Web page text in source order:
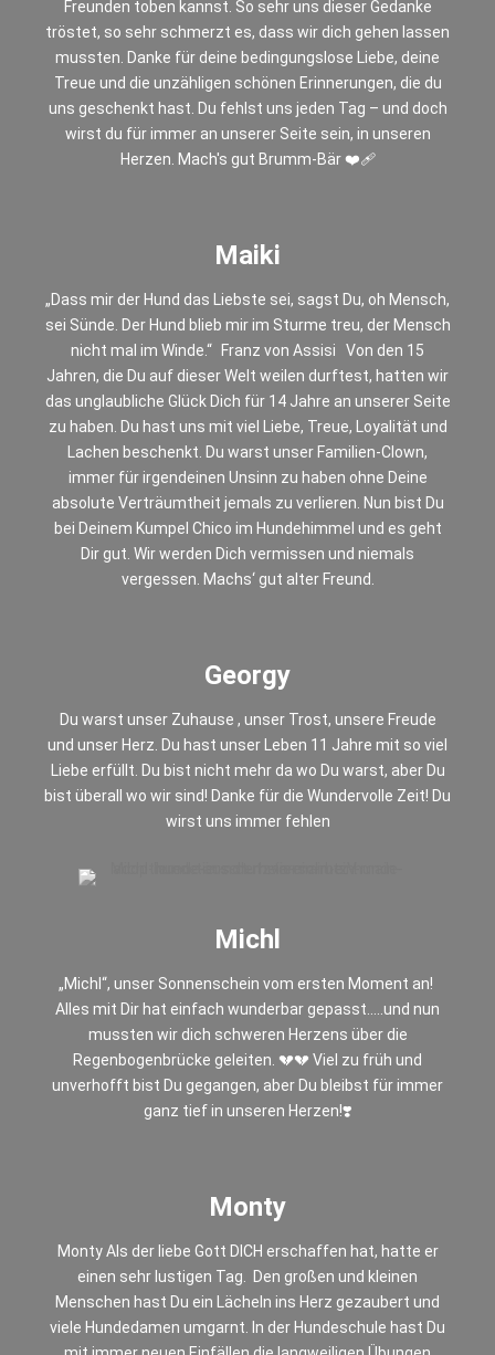
Freunden toben kannst. So sehr uns dieser Gedanke
tröstet, so sehr schmerzt es, dass wir dich gehen lassen
mussten. Danke für deine bedingungslose Liebe, deine
Treue und die unzähligen schönen Erinnerungen, die du
uns geschenkt hast. Du fehlst uns jeden Tag – und doch
wirst du für immer an unserer Seite sein, in unseren
Herzen. Mach's gut Brumm-Bär ❤️‍🩹
Maiki
„Dass mir der Hund das Liebste sei, sagst Du, oh Mensch,
sei Sünde. Der Hund blieb mir im Sturme treu, der Mensch
nicht mal im Winde.“ Franz von Assisi Von den 15
Jahren, die Du auf dieser Welt weilen durftest, hatten wir
das unglaubliche Glück Dich für 14 Jahre an unserer Seite
zu haben. Du hast uns mit viel Liebe, Treue, Loyalität und
Lachen beschenkt. Du warst unser Familien-Clown,
immer für irgendeinen Unsinn zu haben ohne Deine
absolute Verträumtheit jemals zu verlieren. Nun bist Du
bei Deinem Kumpel Chico im Hundehimmel und es geht
Dir gut. Wir werden Dich vermissen und niemals
vergessen. Machs‘ gut alter Freund.
Georgy
Du warst unser Zuhause , unser Trost, unsere Freude
und unser Herz. Du hast unser Leben 11 Jahre mit so viel
Liebe erfüllt. Du bist nicht mehr da wo Du warst, aber Du
bist überall wo wir sind! Danke für die Wundervolle Zeit! Du
wirst uns immer fehlen
Michl
„Michl“, unser Sonnenschein vom ersten Moment an!
Alles mit Dir hat einfach wunderbar gepasst…..und nun
mussten wir dich schweren Herzens über die
Regenbogenbrücke geleiten. 💔💔 Viel zu früh und
unverhofft bist Du gegangen, aber Du bleibst für immer
ganz tief in unseren Herzen!❣️
Monty
Monty Als der liebe Gott DICH erschaffen hat, hatte er
einen sehr lustigen Tag. Den großen und kleinen
Menschen hast Du ein Lächeln ins Herz gezaubert und
viele Hundedamen umgarnt. In der Hundeschule hast Du